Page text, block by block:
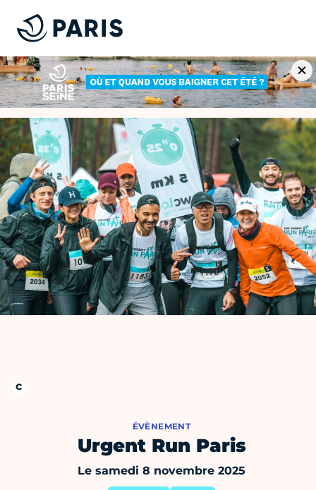
ÉVÈNEMENT
Urgent Run Paris
Le samedi 8 novembre 2025